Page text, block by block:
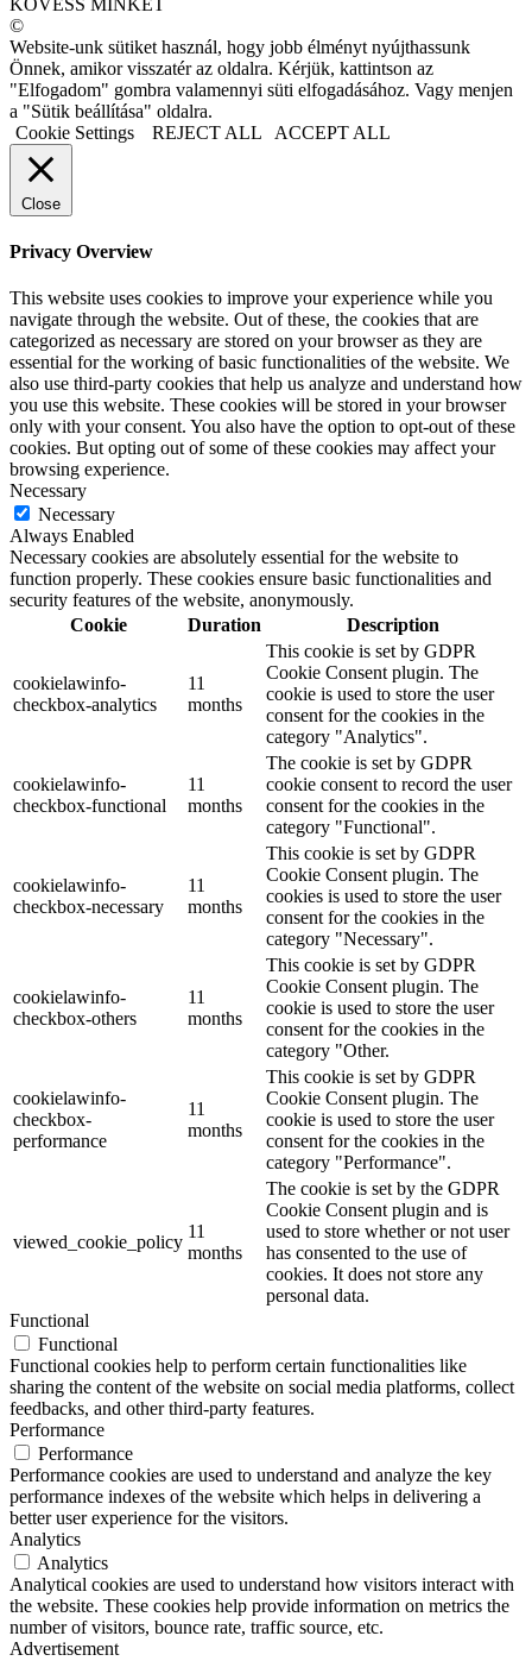
©
Website-unk sütiket használ, hogy jobb élményt nyújthassunk
Önnek, amikor visszatér az oldalra. Kérjük, kattintson az
"Elfogadom" gombra valamennyi süti elfogadásához. Vagy menjen
a "Sütik beállítása" oldalra.
Cookie Settings
REJECT ALL ACCEPT ALL
Close
Privacy Overview
This website uses cookies to improve your experience while you
navigate through the website. Out of these, the cookies that are
categorized as necessary are stored on your browser as they are
essential for the working of basic functionalities of the website. We
also use third-party cookies that help us analyze and understand how
you use this website. These cookies will be stored in your browser
only with your consent. You also have the option to opt-out of these
cookies. But opting out of some of these cookies may affect your
browsing experience.
Necessary
Necessary
Always Enabled
Necessary cookies are absolutely essential for the website to
function properly. These cookies ensure basic functionalities and
security features of the website, anonymously.
Cookie
Duration Description
cookielawinfo-
checkbox-analytics
11
months
This cookie is set by GDPR
Cookie Consent plugin. The
cookie is used to store the user
consent for the cookies in the
category "Analytics".
cookielawinfo-
checkbox-functional
11
months
The cookie is set by GDPR
cookie consent to record the user
consent for the cookies in the
category "Functional".
cookielawinfo-
checkbox-necessary
11
months
This cookie is set by GDPR
Cookie Consent plugin. The
cookies is used to store the user
consent for the cookies in the
category "Necessary".
cookielawinfo-
checkbox-others
11
months
This cookie is set by GDPR
Cookie Consent plugin. The
cookie is used to store the user
consent for the cookies in the
category "Other.
cookielawinfo-
checkbox-
performance
11
months
This cookie is set by GDPR
Cookie Consent plugin. The
cookie is used to store the user
consent for the cookies in the
category "Performance".
viewed_cookie_policy
11
months
The cookie is set by the GDPR
Cookie Consent plugin and is
used to store whether or not user
has consented to the use of
cookies. It does not store any
personal data.
Functional
Functional
Functional cookies help to perform certain functionalities like
sharing the content of the website on social media platforms, collect
feedbacks, and other third-party features.
Performance
Performance
Performance cookies are used to understand and analyze the key
performance indexes of the website which helps in delivering a
better user experience for the visitors.
Analytics
Analytics
Analytical cookies are used to understand how visitors interact with
the website. These cookies help provide information on metrics the
number of visitors, bounce rate, traffic source, etc.
Advertisement